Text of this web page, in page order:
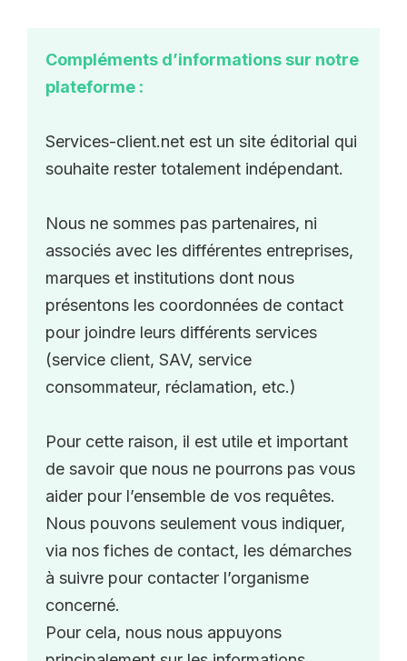
Compléments d’informations sur notre
plateforme :
Services-client.net est un site éditorial qui
souhaite rester totalement indépendant.
Nous ne sommes pas partenaires, ni
associés avec les différentes entreprises,
marques et institutions dont nous
présentons les coordonnées de contact
pour joindre leurs différents services
(service client, SAV, service
consommateur, réclamation, etc.)
Pour cette raison, il est utile et important
de savoir que nous ne pourrons pas vous
aider pour l’ensemble de vos requêtes.
Nous pouvons seulement vous indiquer,
via nos fiches de contact, les démarches
à suivre pour contacter l’organisme
concerné.
Pour cela, nous nous appuyons